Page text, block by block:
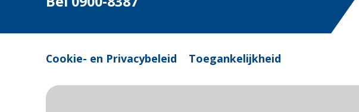
Cookie- en Privacybeleid Toegankelijkheid